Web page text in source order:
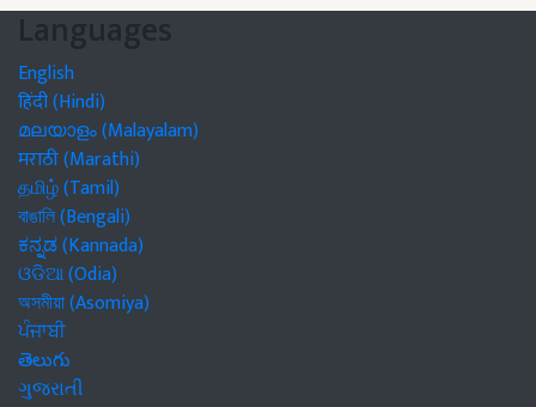
Languages
English
हिंदी (Hindi)
മലയാളം (Malayalam)
मराठी (Marathi)
தமிழ் (Tamil)
বাঙালি (Bengali)
ಕನ್ನಡ (Kannada)
ଓଡିଆ (Odia)
অসমীয়া (Asomiya)
ਪੰਜਾਬੀ
తెలుగు
ગુજરાતી